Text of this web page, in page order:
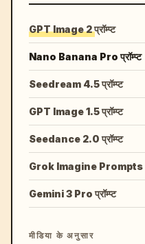
GPT Image 2 प्रॉम्प्ट
Nano Banana Pro प्रॉम्प्ट
Seedream 4.5 प्रॉम्प्ट
GPT Image 1.5 प्रॉम्प्ट
Seedance 2.0 प्रॉम्प्ट
Grok Imagine Prompts
Gemini 3 Pro प्रॉम्प्ट
मीडिया के अनुसार